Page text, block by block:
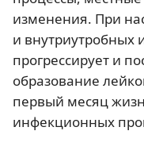
изменения. При
и внутриутробных
прогрессирует и
образование
первый месяц
инфекционных